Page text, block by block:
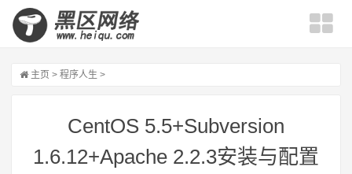
主页 > 程序人生 >
CentOS 5.5+Subversion
1.6.12+Apache 2.2.3安装与配置